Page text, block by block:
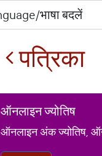
पत्रिका
ऑनलाइन ज्योतिष
ऑनलाइन अंक ज्योतिष,